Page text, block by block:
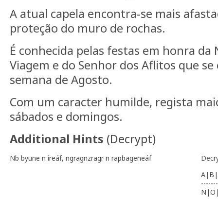
A atual capela encontra-se mais
proteção do muro de rochas.
É conhecida pelas festas em honra da
Viagem e do Senhor dos Aflitos que
semana de Agosto.
Com um caracter humilde, regista
sábados e domingos.
Additional Hints (Decrypt)
Nb byune n ireáf, ngragnzragr n rapbageneáf